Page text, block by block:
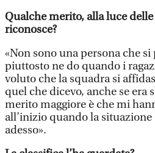
Qualche merito, alla luce
riconosce?
«Non sono una persona che
piuttosto ne do quando i
voluto che la squadra si
quel che dicevo, anche se era
merito maggiore è che mi
all’inizio quando la
adesso».